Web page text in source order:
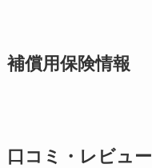
補償用保険情報
口コミ・レビュー